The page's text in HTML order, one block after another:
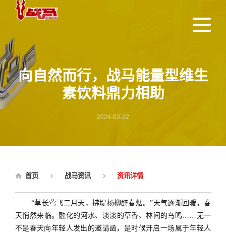
向自然而行，战马能量型维生
素饮料鼎力相助
2024-03-22
首页 战马资讯 资讯详情
“草长莺飞二月天，拂堤杨柳醉春烟。”天气逐渐回暖，春
天悄然来临。融化的河水、淡淡的草香、林间的鸟鸣……无一
不是春天向年轻人发出的邀请函，是时候开启一场属于年轻人